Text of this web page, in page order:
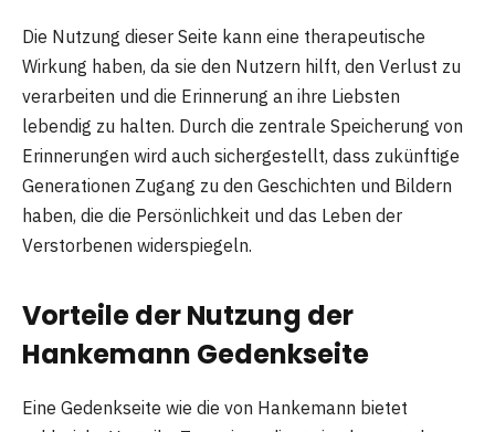
Die Nutzung dieser Seite kann eine therapeutische
Wirkung haben, da sie den Nutzern hilft, den Verlust zu
verarbeiten und die Erinnerung an ihre Liebsten
lebendig zu halten. Durch die zentrale Speicherung von
Erinnerungen wird auch sichergestellt, dass zukünftige
Generationen Zugang zu den Geschichten und Bildern
haben, die die Persönlichkeit und das Leben der
Verstorbenen widerspiegeln.
Vorteile der Nutzung der
Hankemann Gedenkseite
Eine Gedenkseite wie die von Hankemann bietet